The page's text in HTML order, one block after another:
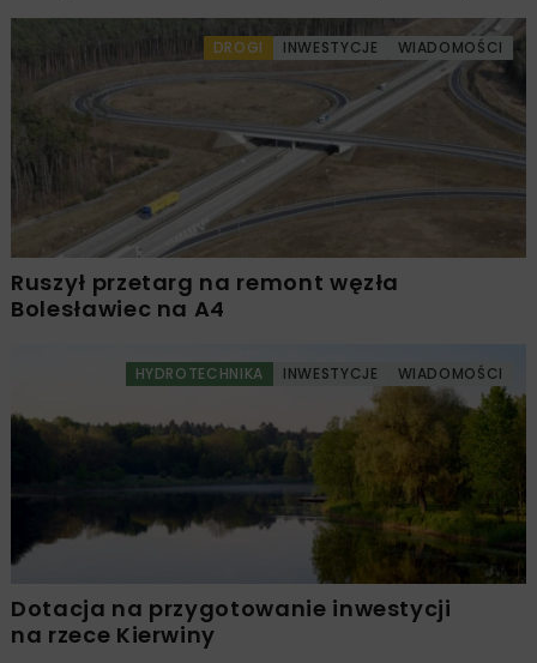
DROGI INWESTYCJE WIADOMOŚCI
Ruszył przetarg na remont węzła
Bolesławiec na A4
HYDROTECHNIKA INWESTYCJE WIADOMOŚCI
Dotacja na przygotowanie inwestycji
na rzece Kierwiny